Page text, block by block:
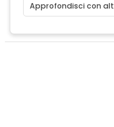
Approfondisci con